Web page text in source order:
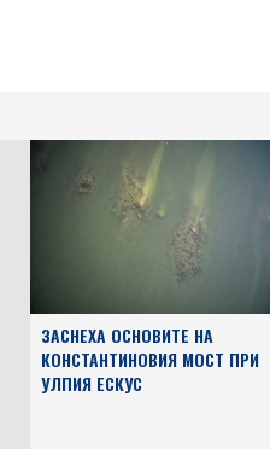
ЗАСНЕХА ОСНОВИТЕ НА
КОНСТАНТИНОВИЯ МОСТ ПРИ
УЛПИЯ ЕСКУС